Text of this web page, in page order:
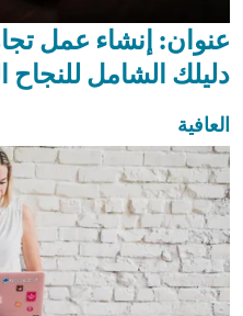
عنوان: إنشاء عمل
دليلك الشامل للنجاح
العافية